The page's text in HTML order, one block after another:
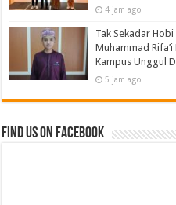
4 jam ago
Tak Sekadar
Muhammad
Kampus Unggul
5 jam ago
Find us on Facebook